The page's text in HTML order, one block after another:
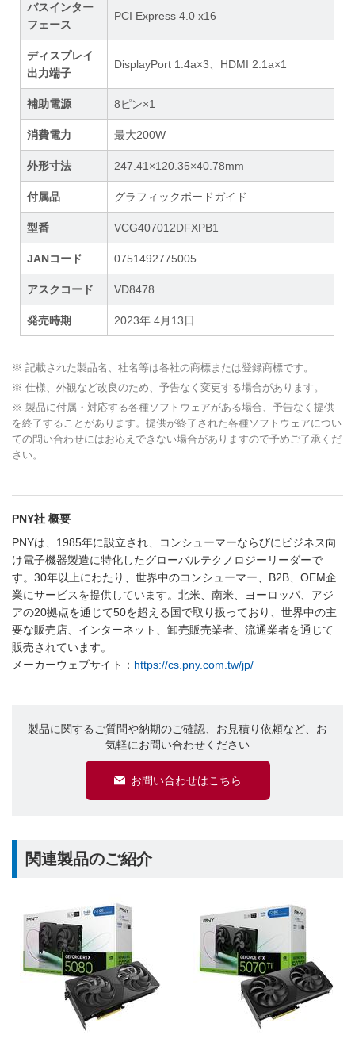
バスインター
フェース
PCI Express 4.0 x16
ディスプレイ
出力端子
DisplayPort 1.4a×3、HDMI 2.1a×1
補助電源 8ピン×1
消費電力 最大200W
外形寸法 247.41×120.35×40.78mm
付属品 グラフィックボードガイド
型番 VCG407012DFXPB1
JANコード 0751492775005
アスクコード VD8478
発売時期 2023年 4月13日
※ 記載された製品名、社名等は各社の商標または登録商標です。
※ 仕様、外観など改良のため、予告なく変更する場合があります。
※ 製品に付属・対応する各種ソフトウェアがある場合、予告なく提供
を終了することがあります。提供が終了された各種ソフトウェアについ
ての問い合わせにはお応えできない場合がありますので予めご了承くだ
さい。
PNY社 概要
PNYは、1985年に設立され、コンシューマーならびにビジネス向
け電子機器製造に特化したグローバルテクノロジーリーダーで
す。30年以上にわたり、世界中のコンシューマー、B2B、OEM企
業にサービスを提供しています。北米、南米、ヨーロッパ、アジ
アの20拠点を通じて50を超える国で取り扱っており、世界中の主
要な販売店、インターネット、卸売販売業者、流通業者を通じて
販売されています。
メーカーウェブサイト： https://cs.pny.com.tw/jp/
製品に関するご質問や納期のご確認、お見積り依頼など、お
気軽にお問い合わせください
お問い合わせはこちら
関連製品のご紹介